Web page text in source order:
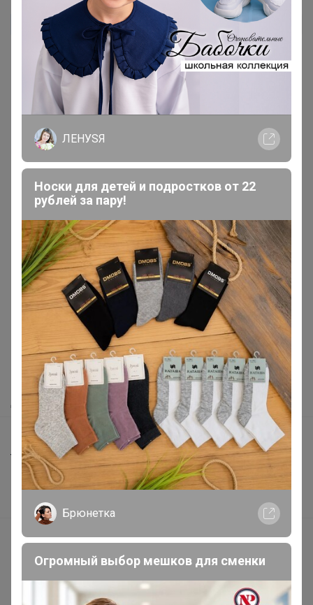
ТамараК Автор уже получил заказ!
Вкусно! Шоколад хороший, не пластилиновый. Не
приторные
1 ноября, 2025 19:54
Реклама
Как здесь все устроено?
Как сделать заказ?
Как получить?
Доставка
Шоурумы
Торговые марки
Наша команда
В наличии
Подарочные сертификаты
Реклама на сайте
Поставщикам
ЛЕНУSЯ
Носки для детей и подростков от 22
рублей за пару!
Брюнетка
Огромный выбор мешков для сменки